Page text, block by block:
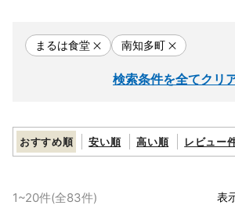
まるは食堂 南知多町
検索条件を全てクリ
おすすめ順 安い順 高い順 レビュー
1~20件(全83件) 表